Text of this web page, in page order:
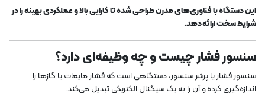
این دستگاه با فناوری‌های مدرن طراحی شده تا کارایی بالا و عملکردی بهینه را در
شرایط سخت ارائه دهد.
سنسور فشار چیست و چه وظیفه‌ای دارد؟
سنسور فشار یا پرشر سنسور، دستگاهی است که فشار مایعات یا گازها را
اندازه‌گیری کرده و آن را به یک سیگنال الکتریکی تبدیل می‌کند.